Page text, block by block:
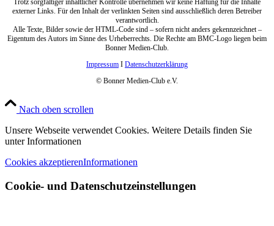
Trotz sorgfältiger inhaltlicher Kontrolle übernehmen wir keine Haftung für die Inhalte
externer Links. Für den Inhalt der verlinkten Seiten sind ausschließlich deren Betreiber
verantwortlich.
Alle Texte, Bilder sowie der HTML-Code sind – sofern nicht anders gekennzeichnet –
Eigentum des Autors im Sinne des Urheberrechts. Die Rechte am BMC-Logo liegen beim
Bonner Medien-Club.
Impressum I Datenschutzerklärung
© Bonner Medien-Club e.V.
Nach oben scrollen
Unsere Webseite verwendet Cookies. Weitere Details finden Sie
unter Informationen
Cookies akzeptierenInformationen
Cookie- und Datenschutzeinstellungen